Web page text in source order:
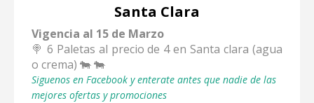
Santa Clara
Vigencia al 15 de Marzo
🍭 6 Paletas al precio de 4 en Santa clara (agua
o crema) 🐄 🐄
Siguenos en Facebook y enterate antes que nadie de las
mejores ofertas y promociones